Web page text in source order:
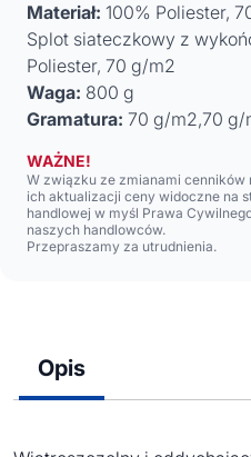
Materiał: 100% Poliester,
Splot siateczkowy z
Poliester, 70 g/m2
Waga: 800 g
Gramatura: 70 g/m2,70 g/
WAŻNE!
W związku ze zmianami cenników
ich aktualizacji ceny widoczne na
handlowej w myśl Prawa
naszych handlowców.
Przepraszamy za utrudnienia.
Opis